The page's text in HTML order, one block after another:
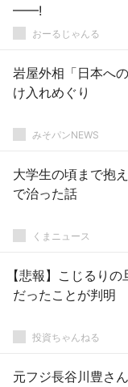
━━!
おーるじゃんる
岩屋外相「日本へ
け入れめぐり
みそパンNEWS
大学生の頃まで抱
で治った話
くまニュース
【悲報】こじるり
だったことが判明
投資ちゃんねる
元フジ長谷川豊さ